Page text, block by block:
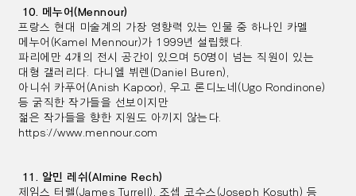
10. 메누어(Mennour)
프랑스 현대 미술계의 가장 영향력 있는 인물 중 하나인 카멜
메누어(Kamel Mennour)가 1999년 설립했다.
파리에만 4개의 전시 공간이 있으며 50명이 넘는 직원이 있는
대형 갤러리다. 다니엘 뷔렌(Daniel Buren),
아니쉬 카푸어(Anish Kapoor), 우고 론디노네(Ugo Rondinone)
등 굵직한 작가들을 선보이지만
젊은 작가들을 향한 지원도 아끼지 않는다.
https://www.mennour.com
11. 알민 레쉬(Almine Rech)
제임스 터렐(James Turrell), 조셉 코수스(Joseph Kosuth) 등